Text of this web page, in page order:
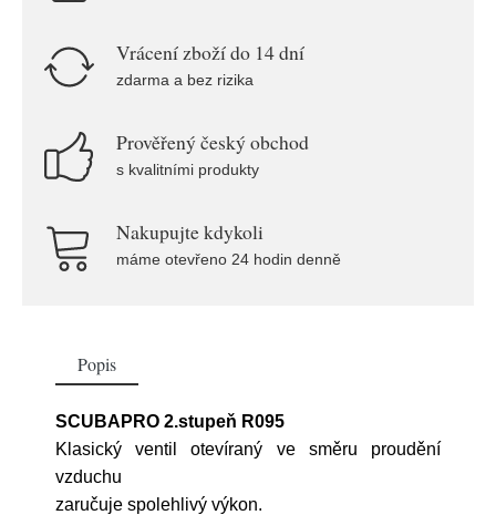
Vrácení zboží do 14 dní
zdarma a bez rizika
Prověřený český obchod
s kvalitními produkty
Nakupujte kdykoli
máme otevřeno 24 hodin denně
Popis
SCUBAPRO 2.stupeň R095
Klasický ventil otevíraný ve směru proudění
vzduchu
zaručuje spolehlivý výkon.